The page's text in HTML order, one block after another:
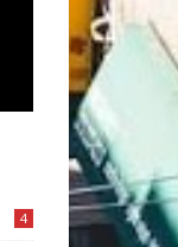
4